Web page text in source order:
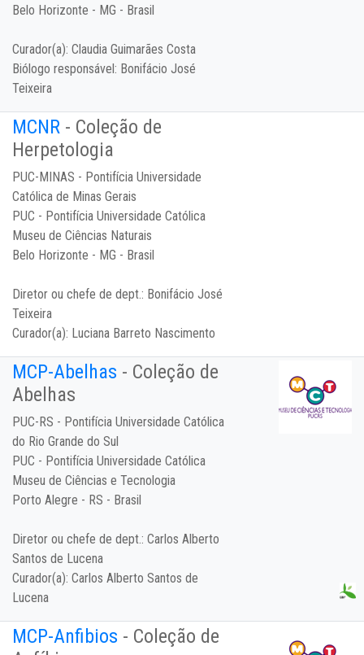
Belo Horizonte - MG - Brasil
Curador(a): Claudia Guimarães Costa
Biólogo responsável: Bonifácio José
Teixeira
MCNR - Coleção de
Herpetologia
PUC-MINAS - Pontifícia Universidade
Católica de Minas Gerais
PUC - Pontifícia Universidade Católica
Museu de Ciências Naturais
Belo Horizonte - MG - Brasil
Diretor ou chefe de dept.: Bonifácio José
Teixeira
Curador(a): Luciana Barreto Nascimento
MCP-Abelhas - Coleção de
Abelhas
PUC-RS - Pontifícia Universidade Católica
do Rio Grande do Sul
PUC - Pontifícia Universidade Católica
Museu de Ciências e Tecnologia
Porto Alegre - RS - Brasil
Diretor ou chefe de dept.: Carlos Alberto
Santos de Lucena
Curador(a): Carlos Alberto Santos de
Lucena
MCP-Anfibios - Coleção de